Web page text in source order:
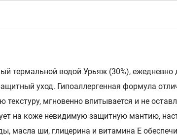
термальной водой Урьяж (30%), ежедневно
уход. Гипоаллергенная формула
мгновенно впитывается и не
на коже невидимую защитную мантию,
масла ши, глицерина и витамина Е